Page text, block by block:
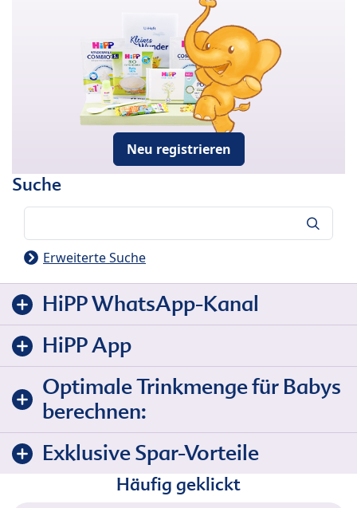
Neu registrieren
Suche
Erweiterte Suche
HiPP WhatsApp-Kanal
HiPP App
Optimale Trinkmenge für Babys
berechnen:
Exklusive Spar-Vorteile
Häufig geklickt